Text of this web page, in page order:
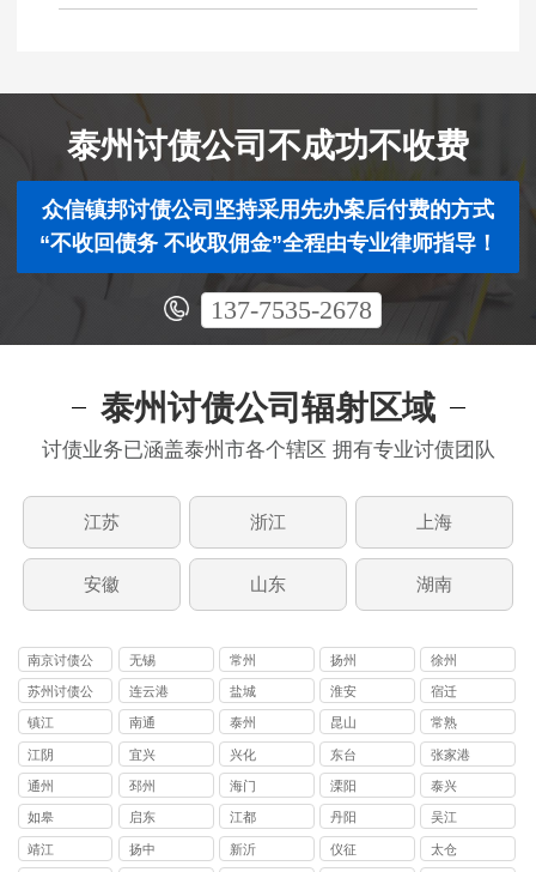
泰州讨债公司不成功不收费
众信镇邦讨债公司坚持采用先办案后付费的方式
“不收回债务 不收取佣金”全程由专业律师指导！
137-7535-2678
泰州讨债公司辐射区域
讨债业务已涵盖泰州市各个辖区 拥有专业讨债团队
江苏 浙江 上海
安徽 山东 湖南
南京讨债公
司
无锡 常州 扬州 徐州
苏州讨债公
司
连云港 盐城 淮安 宿迁
镇江 南通 泰州 昆山 常熟
江阴 宜兴 兴化 东台 张家港
通州 邳州 海门 溧阳 泰兴
如皋 启东 江都 丹阳 吴江
靖江 扬中 新沂 仪征 太仓